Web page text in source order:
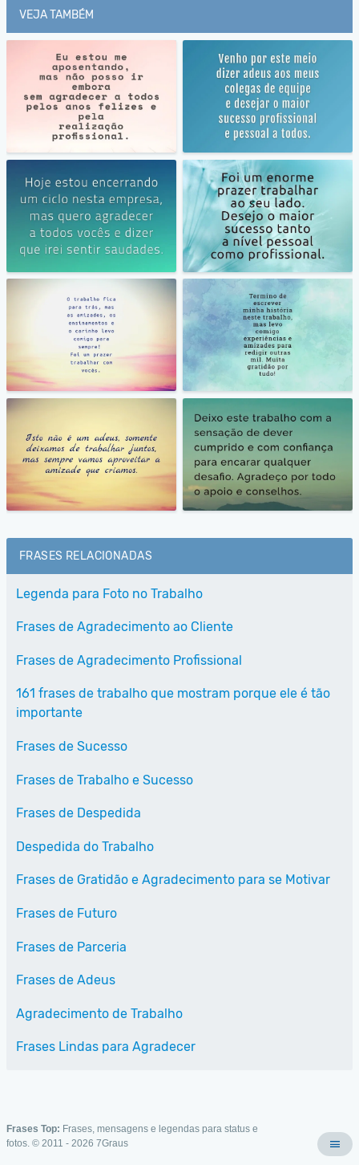
VEJA TAMBÉM
FRASES RELACIONADAS
Legenda para Foto no Trabalho
Frases de Agradecimento ao Cliente
Frases de Agradecimento Profissional
161 frases de trabalho que mostram porque ele é tão
importante
Frases de Sucesso
Frases de Trabalho e Sucesso
Frases de Despedida
Despedida do Trabalho
Frases de Gratidão e Agradecimento para se Motivar
Frases de Futuro
Frases de Parceria
Frases de Adeus
Agradecimento de Trabalho
Frases Lindas para Agradecer
Frases Top: Frases, mensagens e legendas para status e
fotos. © 2011 - 2026 7Graus